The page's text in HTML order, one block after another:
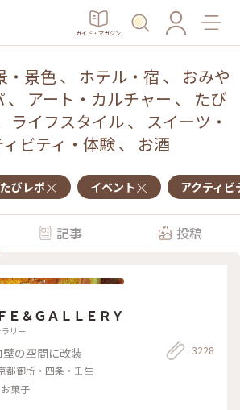
ガイド・マガジン
・景色、 ホテル・宿 、 おみや
、 アート・カルチャー 、 たび
ライフスタイル、 スイーツ・
ィビティ・体験、 お酒
たびレポ イベント アクティビ
記事 投稿
＆ＧＡＬＬＥＲＹ
リー
の空間に改装
都御所・四条・壬生
菓子
3228